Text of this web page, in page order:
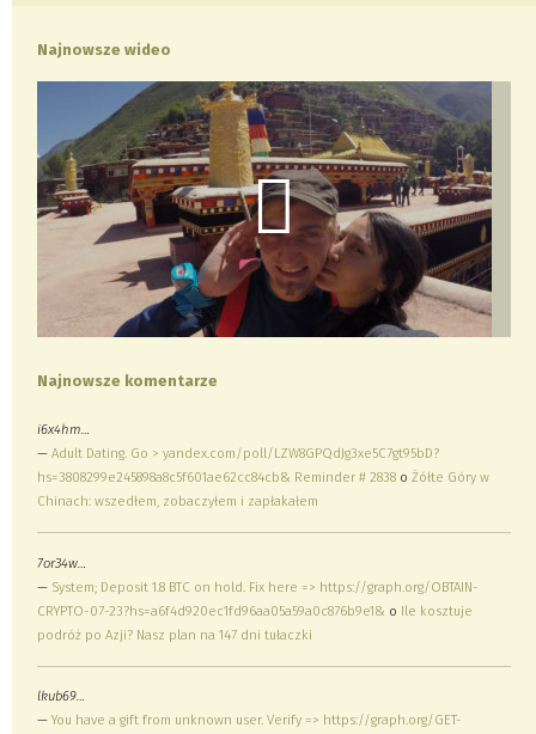
Najnowsze wideo
Najnowsze komentarze
i6x4hm…
—Adult Dating. Go > yandex.com/poll/LZW8GPQdJg3xe5C7gt95bD?
hs=3808299e245898a8c5f601ae62cc84cb& Reminder # 2838 oŻółte Góry w
Chinach: wszedłem, zobaczyłem i zapłakałem
7or34w…
— System; Deposit 1.8 BTC on hold. Fix here => https://graph.org/OBTAIN-
CRYPTO-07-23?hs=a6f4d920ec1fd96aa05a59a0c876b9e1& o Ile kosztuje
podróż po Azji? Nasz plan na 147 dni tułaczki
lkub69…
—You have a gift from unknown user. Verify => https://graph.org/GET-